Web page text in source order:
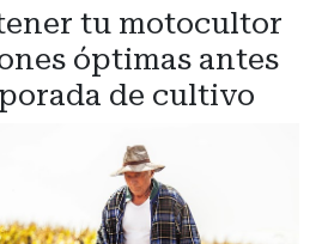
tu motocultor
óptimas antes
de cultivo